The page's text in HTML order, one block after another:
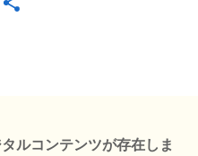
ルコンテンツが存在しま